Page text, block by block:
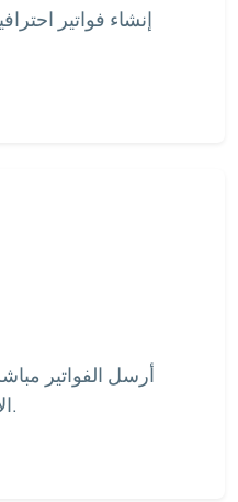
إنشاء فواتير
أرسل الفواتير
الإلكتروني أو بوابة العميل.